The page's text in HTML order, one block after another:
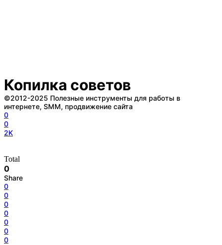
Копилка советов
©2012-2025 Полезные инструменты для работы в
интернете, SMM, продвижение сайта
0
0
2K
Total
0
Share
0
0
0
0
0
0
0